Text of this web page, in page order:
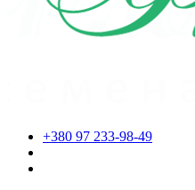
+380 97 233-98-49